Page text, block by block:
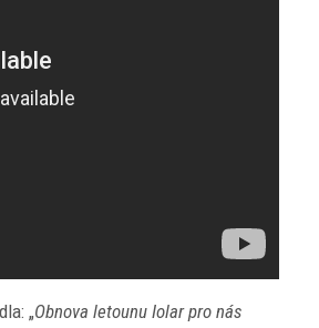
„Obnova letounu Iolar pro nás